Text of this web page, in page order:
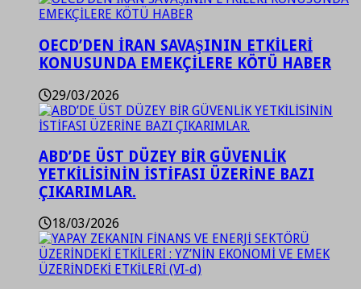
OECD’DEN İRAN SAVAŞININ ETKİLERİ
KONUSUNDA EMEKÇİLERE KÖTÜ HABER
29/03/2026
ABD’DE ÜST DÜZEY BİR GÜVENLİK
YETKİLİSİNİN İSTİFASI ÜZERİNE BAZI
ÇIKARIMLAR.
18/03/2026